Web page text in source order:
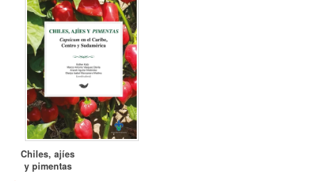
Chiles, ajíes
y pimentas